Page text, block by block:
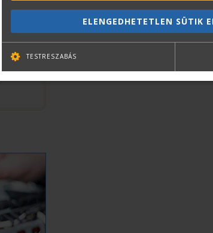
ELENGEDHETETLEN SÜTIK
TESTRESZABÁS